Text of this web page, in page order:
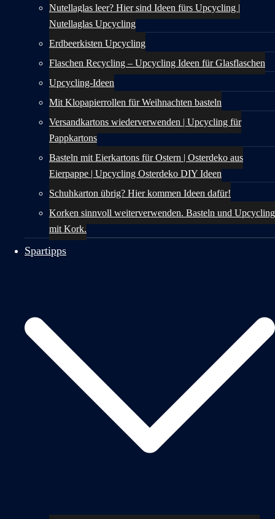
Nutellaglas leer? Hier sind Ideen fürs Upcycling |
Nutellaglas Upcycling
Erdbeerkisten Upcycling
Flaschen Recycling – Upcycling Ideen für Glasflaschen
Upcycling-Ideen
Mit Klopapierrollen für Weihnachten basteln
Versandkartons wiederverwenden | Upcycling für
Pappkartons
Basteln mit Eierkartons für Ostern | Osterdeko aus
Eierpappe | Upcycling Osterdeko DIY Ideen
Schuhkarton übrig? Hier kommen Ideen dafür!
Korken sinnvoll weiterverwenden. Basteln und Upcycling
mit Kork.
Spartipps